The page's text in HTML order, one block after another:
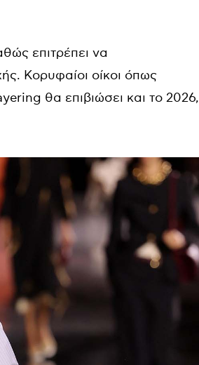
επιτρέπει να
Κορυφαίοι οίκοι όπως
θα επιβιώσει και το 2026,